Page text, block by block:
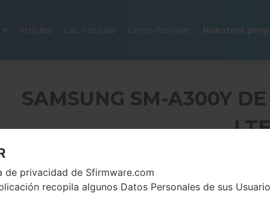
Las notícias Cómo flashear Nuestros
SAMSUNG SM-A300Y
4.5 pulgadas (~66%
relación pantalla-
cuerpo)
110.3
de privacidad de Sfirmware.com
recopila algunos Datos Personales de sus